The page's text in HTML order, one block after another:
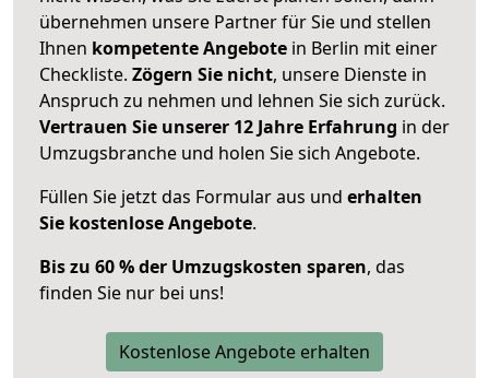
übernehmen unsere Partner für Sie und stellen
Ihnen kompetente Angebote in Berlin mit einer
Checkliste. Zögern Sie nicht, unsere Dienste in
Anspruch zu nehmen und lehnen Sie sich zurück.
Vertrauen Sie unserer 12 Jahre Erfahrung in der
Umzugsbranche und holen Sie sich Angebote.
Füllen Sie jetzt das Formular aus und erhalten
Sie kostenlose Angebote.
Bis zu 60 % der Umzugskosten sparen, das
finden Sie nur bei uns!
Kostenlose Angebote erhalten